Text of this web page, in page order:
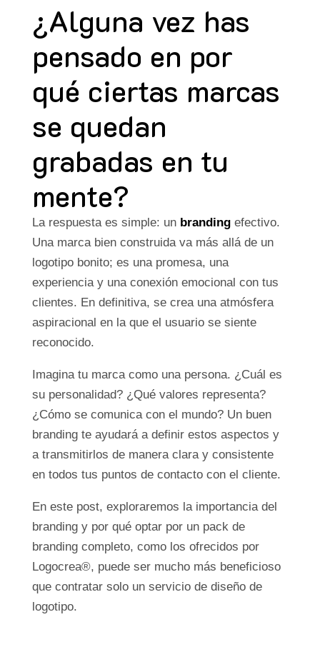
¿Alguna vez has
pensado en por
qué ciertas marcas
se quedan
grabadas en tu
mente?
La respuesta es simple: un brandingefectivo.
Una marca bien construida va más allá de un
logotipo bonito; es una promesa, una
experiencia y una conexión emocional con tus
clientes. En definitiva, se crea una atmósfera
aspiracional en la que el usuario se siente
reconocido.
Imagina tu marca como una persona. ¿Cuál es
su personalidad? ¿Qué valores representa?
¿Cómo se comunica con el mundo? Un buen
branding te ayudará a definir estos aspectos y
a transmitirlos de manera clara y consistente
en todos tus puntos de contacto con el cliente.
En este post, exploraremos la importancia del
branding y por qué optar por un pack de
branding completo, como los ofrecidos por
Logocrea®, puede ser mucho más beneficioso
que contratar solo un servicio de diseño de
logotipo.